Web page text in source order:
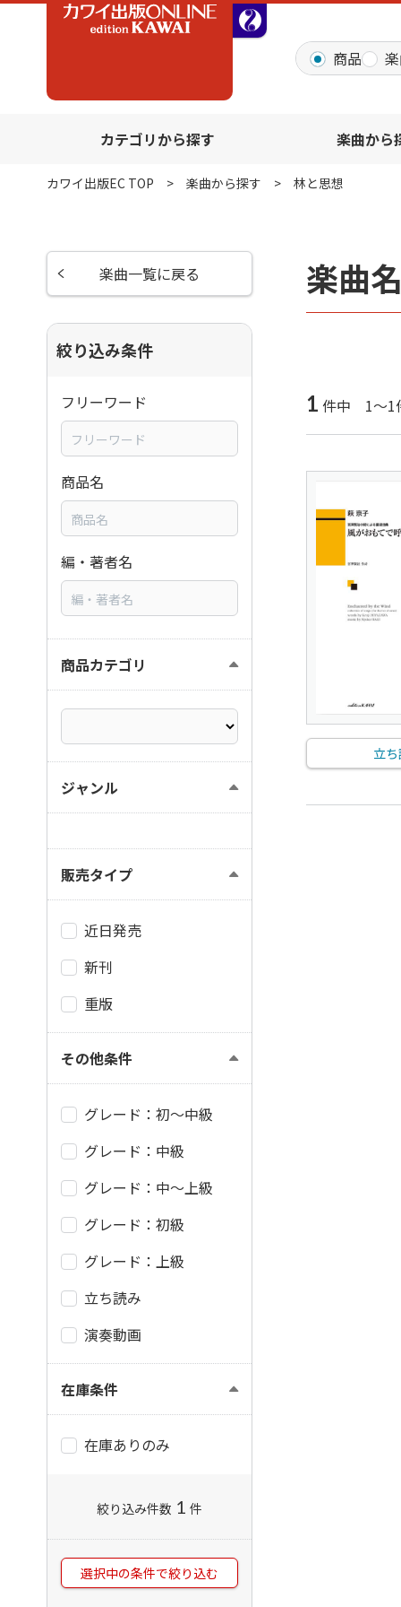
商品
カテゴリから探す 楽曲から
カワイ出版EC TOP 楽曲から探す 林と思想
楽曲
1 件中 1～1
立
楽曲一覧に戻る
絞り込み条件
フリーワード
商品名
編・著者名
商品カテゴリ
ジャンル
販売タイプ
近日発売
新刊
重版
その他条件
グレード：初～中級
グレード：中級
グレード：中～上級
グレード：初級
グレード：上級
立ち読み
演奏動画
在庫条件
在庫ありのみ
絞り込み件数 1 件
選択中の条件で絞り込む